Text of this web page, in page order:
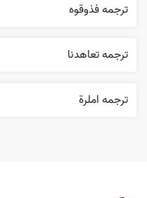
ترجمه فذوقوه
ترجمه تعاهدنا
ترجمه املرة